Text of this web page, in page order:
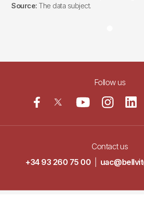
Source: The data subject.
Follow us
Contact us
+34 93 260 75 00